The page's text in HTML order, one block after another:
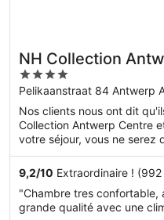
NH Collection
Centre
4
out
of
5
Pelikaanstraat 84 Antwerp
Nos clients nous ont dit
Collection Antwerp Centre
votre séjour, vous ne serez
marche de Quartier des
de services et équipements
gratuit et un centre de
9,2/10 Extraordinaire ! (992
"Chambre tres confortable,
grande qualité avec une